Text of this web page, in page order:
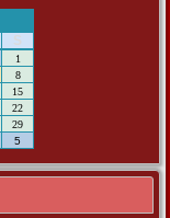
S
1
8
15
22
29
5